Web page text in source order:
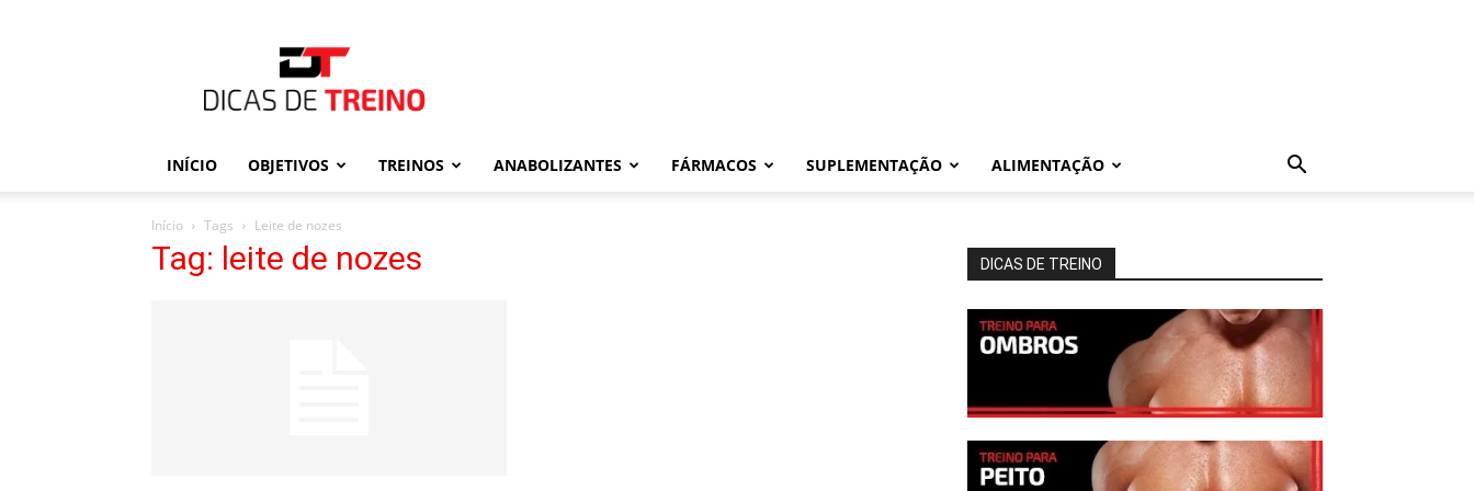
de
Treino
INÍCIO OBJETIVOS TREINOS ANABOLIZANTES FÁRMACOS SUPLEMENTAÇÃO ALIMENTAÇÃO
Início Tags Leite de nozes
Tag: leite de nozes DICAS DE TREINO